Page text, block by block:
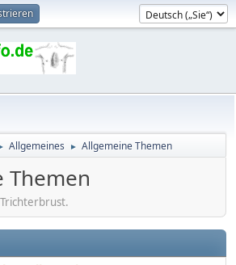
Allgemeines ► Allgemeine Themen
Themen